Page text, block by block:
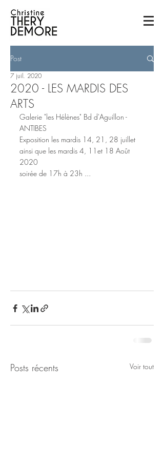
Post
2020 - LES MARDIS DES
ARTS
7 juil. 2020
Galerie "les Hélènes" Bd d'Aguillon -
ANTIBES
Exposition les mardis 14, 21, 28 juillet
ainsi que les mardis 4, 11et 18 Août
2020
soirée de 17h à 23h ...
Posts récents Voir tout